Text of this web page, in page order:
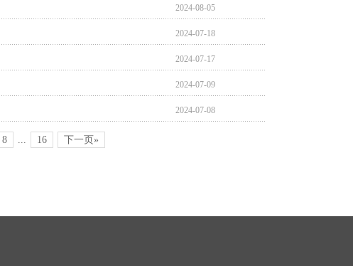
2024-08-05
2024-07-18
2024-07-17
2024-07-09
2024-07-08
8 ... 16 下一页»